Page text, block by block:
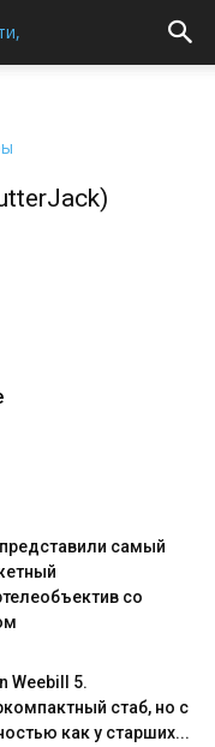
самый
со
Weebill 5.
стаб, но с
как у старших...